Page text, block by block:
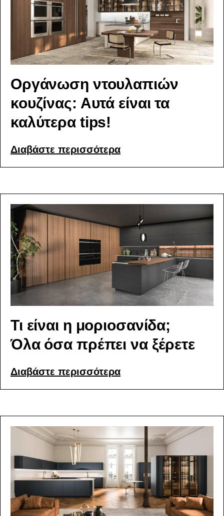
Οργάνωση ντουλαπιών
κουζίνας: Αυτά είναι τα
καλύτερα tips!
Διαβάστε περισσότερα
Τι είναι η μοριοσανίδα;
Όλα όσα πρέπει να ξέρετε
Διαβάστε περισσότερα